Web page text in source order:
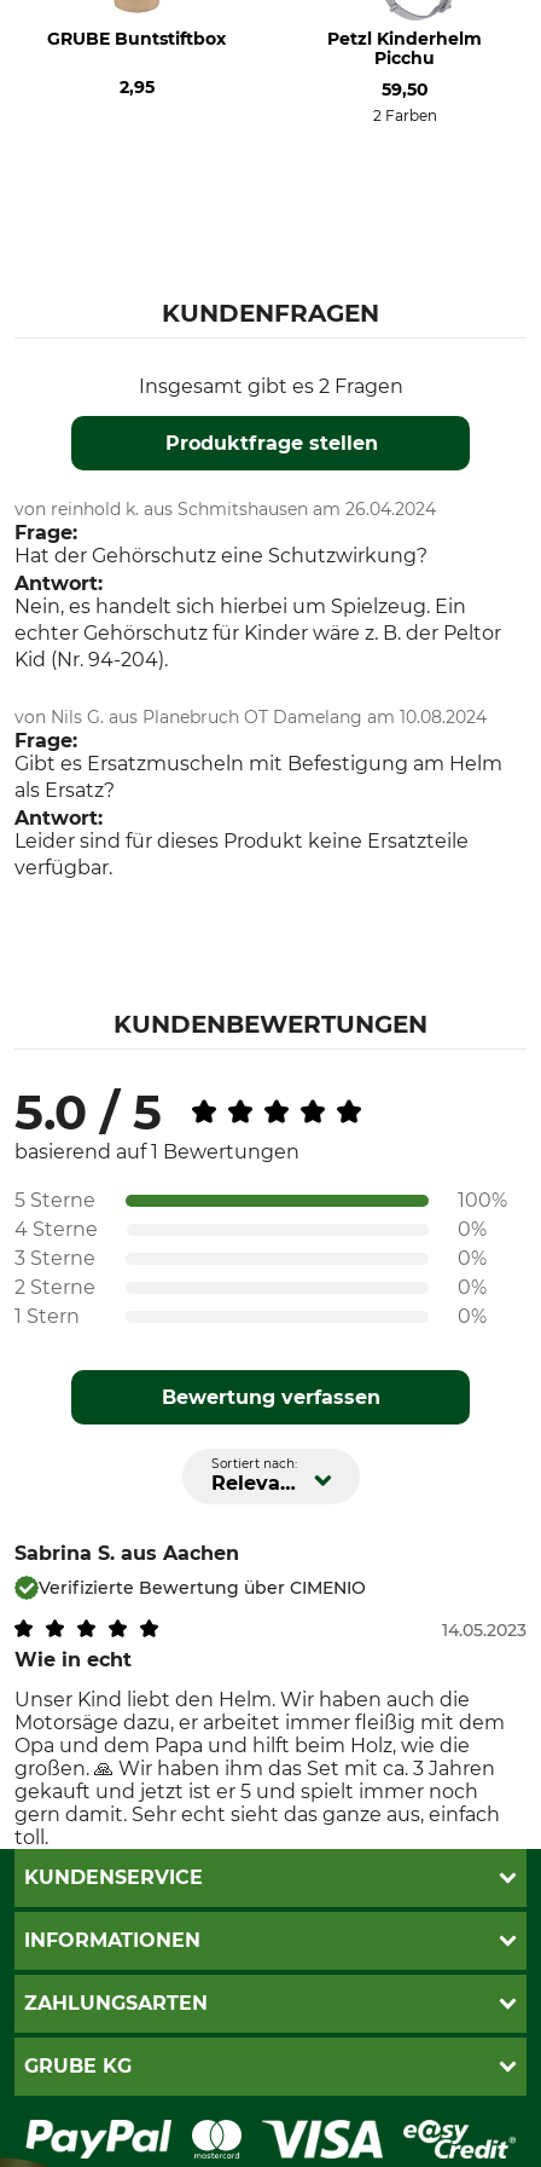
GRUBE Buntstiftbox
2,95
Petzl Kinderhelm
Picchu
59,50
2 Farben
KUNDENFRAGEN
Insgesamt gibt es 2 Fragen
Produktfrage stellen
von reinhold k. aus Schmitshausen am 26.04.2024
Frage:
Hat der Gehörschutz eine Schutzwirkung?
Antwort:
Nein, es handelt sich hierbei um Spielzeug. Ein
echter Gehörschutz für Kinder wäre z. B. der Peltor
Kid (Nr. 94-204).
von Nils G. aus Planebruch OT Damelang am 10.08.2024
Frage:
Gibt es Ersatzmuscheln mit Befestigung am Helm
als Ersatz?
Antwort:
Leider sind für dieses Produkt keine Ersatzteile
verfügbar.
KUNDENBEWERTUNGEN
5.0 / 5
basierend auf 1 Bewertungen
5 Sterne
100%
4 Sterne
0%
3 Sterne
0%
2 Sterne
0%
1 Stern
0%
Bewertung verfassen
Sortiert nach:
Relevanz
Sabrina S. aus Aachen
Verifizierte Bewertung über CIMENIO
Wie in echt
14.05.2023
Unser Kind liebt den Helm. Wir haben auch die
Motorsäge dazu, er arbeitet immer fleißig mit dem
Opa und dem Papa und hilft beim Holz, wie die
großen. 🙏 Wir haben ihm das Set mit ca. 3 Jahren
gekauft und jetzt ist er 5 und spielt immer noch
gern damit. Sehr echt sieht das ganze aus, einfach
toll.
KUNDENSERVICE
Live-Shopping
Seilwindenprüfung
Cookie-Einstellungen
INFORMATIONEN
AGB
Bestellung widerrufen
ZAHLUNGSARTEN
PayPal
Bankeinzug
Ratenkauf
GRUBE KG
Leitbild
Karriere